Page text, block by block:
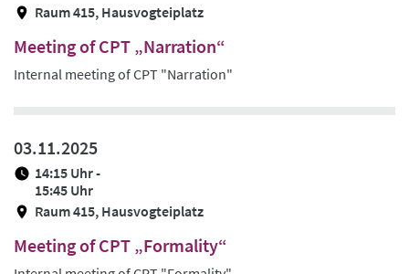
Raum 415, Hausvogteiplatz
Meeting of CPT „Narration“
Internal meeting of CPT "Narration"
03.11.2025
14:15 Uhr -
15:45 Uhr
Raum 415, Hausvogteiplatz
Meeting of CPT „Formality“